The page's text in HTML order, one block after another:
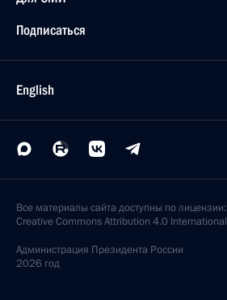
Подписаться
English
Все материалы сайта доступны по лицензии:
Creative Commons Attribution 4.0 International
Администрация Президента России
2026 год